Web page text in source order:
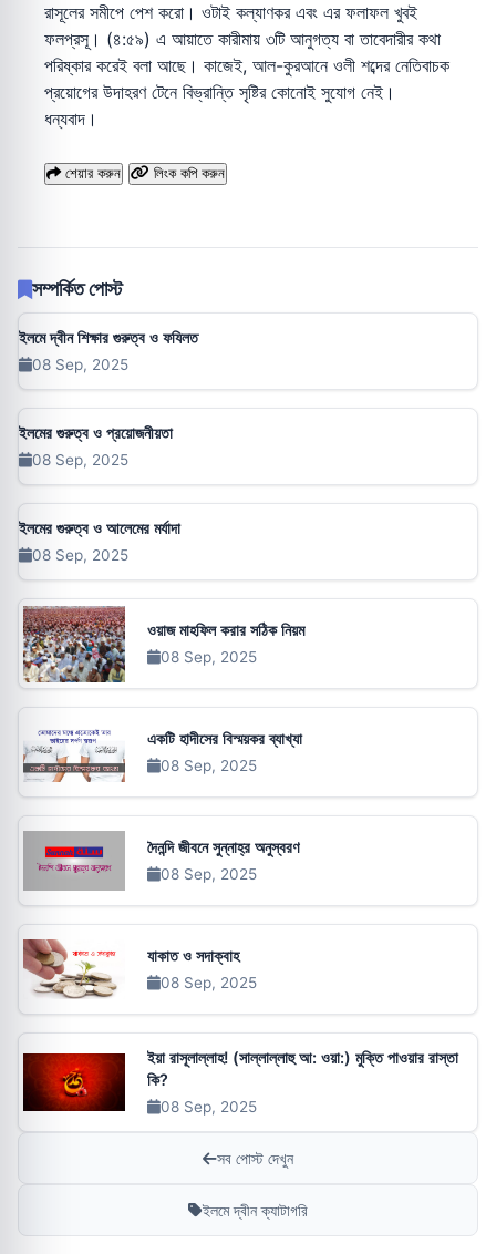
রাসূলের সমীপে পেশ করো। ওটাই কল্যাণকর এবং এর ফলাফল খুবই
ফলপ্রসূ। (৪:৫৯) এ আয়াতে কারীমায় ৩টি আনুগত্য বা তাবেদারীর কথা
পরিষ্কার করেই বলা আছে। কাজেই, আল-কুরআনে ওলী শব্দের নেতিবাচক
প্রয়োগের উদাহরণ টেনে বিভ্রান্তি সৃষ্টির কোনোই সুযোগ নেই।
ধন্যবাদ।
শেয়ার করুন লিংক কপি করুন
সম্পর্কিত পোস্ট
ইলমে দ্বীন শিক্ষার গুরুত্ব ও ফযিলত
08 Sep, 2025
ইলমের গুরুত্ব ও প্রয়োজনীয়তা
08 Sep, 2025
ইলমের গুরুত্ব ও আলেমের মর্যাদা
08 Sep, 2025
ওয়াজ মাহফিল করার সঠিক নিয়ম
08 Sep, 2025
একটি হাদীসের বিস্ময়কর ব্যাখ্যা
08 Sep, 2025
দৈনন্দি জীবনে সুন্নাহ্‌র অনুস্বরণ
08 Sep, 2025
যাকাত ও সদাক্বাহ
08 Sep, 2025
ইয়া রাসূলাল্লাহ! (সাল্লাল্লাহু আ: ওয়া:) মুক্তি পাওয়ার রাস্তা
কি?
08 Sep, 2025
সব পোস্ট দেখুন
ইলমে দ্বীন ক্যাটাগরি